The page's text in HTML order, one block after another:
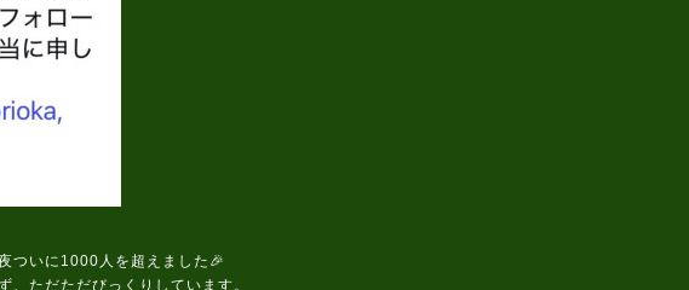
ついに1000人を超えました🎉
、ただただびっくりしています。